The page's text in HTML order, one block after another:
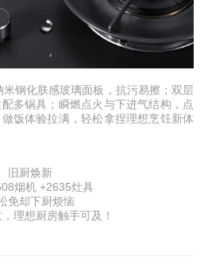
钢化肤感玻璃面板，抗污易擦；双层
多锅具；瞬燃点火与下进气结构，点
饭体验拉满，轻松拿捏理想烹饪新体
旧厨焕新
烟机 +2635灶具
免却下厨烦恼
理想厨房触手可及！